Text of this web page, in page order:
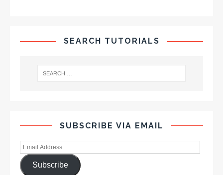
SEARCH TUTORIALS
SUBSCRIBE VIA EMAIL
Subscribe